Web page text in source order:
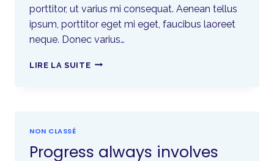
porttitor, ut varius mi consequat. Aenean tellus
ipsum, porttitor eget mi eget, faucibus laoreet
neque. Donec varius…
LIRE LA SUITE
NON CLASSÉ
Progress always involves